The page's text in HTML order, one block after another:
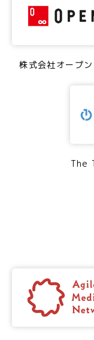
株式会社オープ
The